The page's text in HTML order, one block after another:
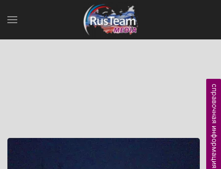
справочная информация